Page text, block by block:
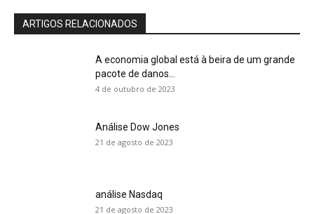
ARTIGOS RELACIONADOS
A economia global está à beira de um grande
pacote de danos...
4 de outubro de 2023
Análise Dow Jones
21 de agosto de 2023
análise Nasdaq
21 de agosto de 2023